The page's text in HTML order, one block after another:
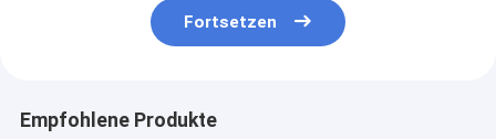
Fortsetzen
Empfohlene Produkte